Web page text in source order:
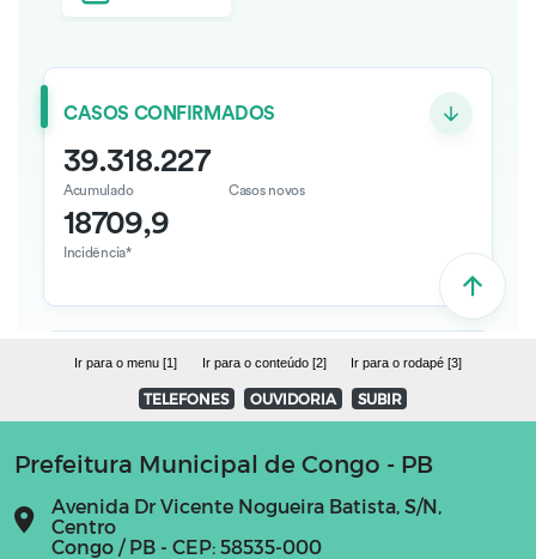
Ir para o menu [1] Ir para o conteúdo [2] Ir para o rodapé [3]
TELEFONES OUVIDORIA SUBIR
Prefeitura Municipal de Congo - PB
Avenida Dr Vicente Nogueira Batista, S/N,
Centro
Congo / PB - CEP: 58535-000